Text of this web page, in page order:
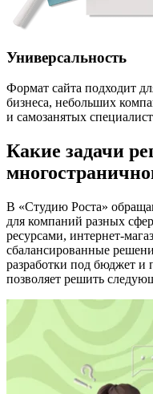
Универсальность
Формат сайта подходит
бизнеса, небольших
и самозанятых
Какие задачи
В «Студию Роста»
для компаний разных
ресурсами, интернет-
сбалансированные
разработки под бюджет и
позволяет решить